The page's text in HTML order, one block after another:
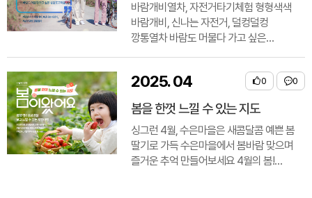
바람개비열차, 자전거타기체험 형형색색
바람개비, 신나는 자전거, 덜컹덜컹
깡통열차 바람도 머물다 가고 싶은
0
2025.04
봄을 한껏 느낄 수 있는 지도
싱그런 4월, 수은마을은 새콤달콤 예쁜 봄
딸기로 가득 수은마을에서 봄바람 맞으며
즐거운 추억 만들어보세요 4월의 봄!
0